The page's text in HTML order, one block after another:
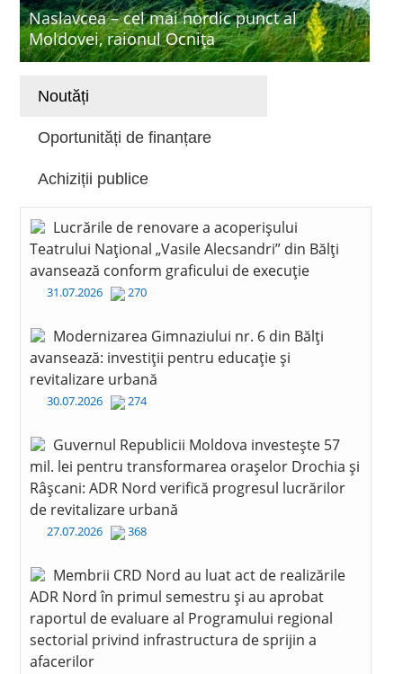
Naslavcea – cel mai nordic punct al
Moldovei, raionul Ocnița
Noutăți
Oportunități de finanțare
Achiziții publice
Lucrările de renovare a acoperișului
Teatrului Național „Vasile Alecsandri” din Bălți
avansează conform graficului de execuție
31.07.2026 270
Modernizarea Gimnaziului nr. 6 din Bălți
avansează: investiții pentru educație și
revitalizare urbană
30.07.2026 274
Guvernul Republicii Moldova investește 57
mil. lei pentru transformarea orașelor Drochia și
Râșcani: ADR Nord verifică progresul lucrărilor
de revitalizare urbană
27.07.2026 368
Membrii CRD Nord au luat act de realizările
ADR Nord în primul semestru și au aprobat
raportul de evaluare al Programului regional
sectorial privind infrastructura de sprijin a
afacerilor